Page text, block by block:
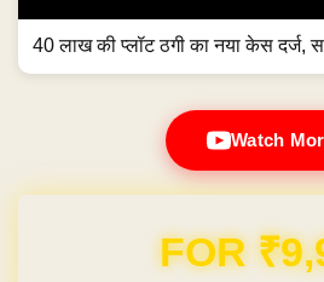
40 लाख की प्लॉट ठगी का नया केस दर्ज,
Watch
Domain & Hosting